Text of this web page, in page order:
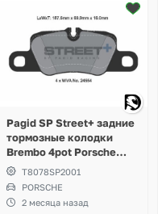
Pagid SP Street+ задние
тормозные колодки
Brembo 4pot Porsche
Panamera Sport Turismo
T8078SP2001
PORSCHE
2 месяца назад